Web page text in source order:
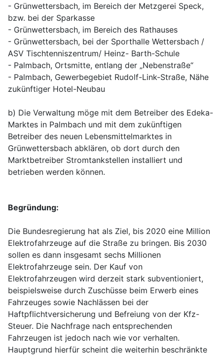
- Grünwettersbach, im Bereich der Metzgerei Speck,
bzw. bei der Sparkasse
- Grünwettersbach, im Bereich des Rathauses
- Grünwettersbach, bei der Sporthalle Wettersbach /
ASV Tischtenniszentrum/ Heinz- Barth-Schule
- Palmbach, Ortsmitte, entlang der „Nebenstraße“
- Palmbach, Gewerbegebiet Rudolf-Link-Straße, Nähe
zukünftiger Hotel-Neubau
b) Die Verwaltung möge mit dem Betreiber des Edeka-
Marktes in Palmbach und mit dem zukünftigen
Betreiber des neuen Lebensmittelmarktes in
Grünwettersbach abklären, ob dort durch den
Marktbetreiber Stromtankstellen installiert und
betrieben werden können.
Begründung:
Die Bundesregierung hat als Ziel, bis 2020 eine Million
Elektrofahrzeuge auf die Straße zu bringen. Bis 2030
sollen es dann insgesamt sechs Millionen
Elektrofahrzeuge sein. Der Kauf von
Elektrofahrzeugen wird derzeit stark subventioniert,
beispielsweise durch Zuschüsse beim Erwerb eines
Fahrzeuges sowie Nachlässen bei der
Haftpflichtversicherung und Befreiung von der Kfz-
Steuer. Die Nachfrage nach entsprechenden
Fahrzeugen ist jedoch nach wie vor verhalten.
Hauptgrund hierfür scheint die weiterhin beschränkte